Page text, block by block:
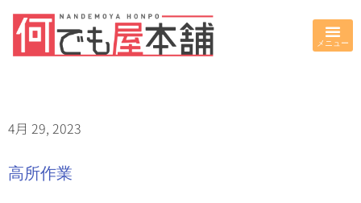
4月 29, 2023
高所作業